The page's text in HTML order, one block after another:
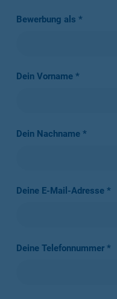
Bewerbung als *
Dein Vorname *
Dein Nachname *
Deine E-Mail-Adresse *
Deine Telefonnummer *